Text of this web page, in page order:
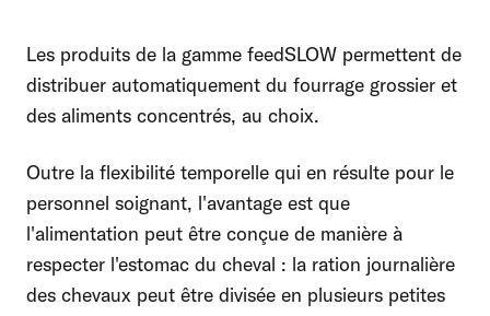
Les produits de la gamme feedSLOW permettent de
distribuer automatiquement du fourrage grossier et
des aliments concentrés, au choix.
Outre la flexibilité temporelle qui en résulte pour le
personnel soignant, l'avantage est que
l'alimentation peut être conçue de manière à
respecter l'estomac du cheval : la ration journalière
des chevaux peut être divisée en plusieurs petites